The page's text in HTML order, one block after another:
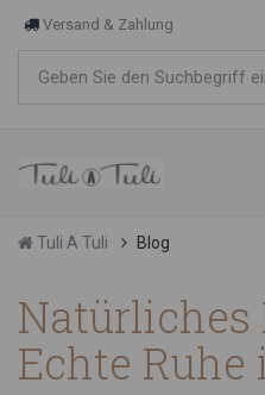
Versand & Zahlung
Tuli A Tuli Blog
Natürliches
Echte